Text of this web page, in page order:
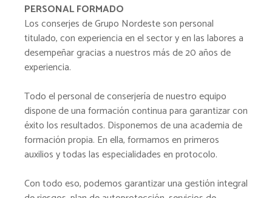
PERSONAL FORMADO
Los conserjes de Grupo Nordeste son personal
titulado, con experiencia en el sector y en las labores a
desempeñar gracias a nuestros más de 20 años de
experiencia.
Todo el personal de conserjería de nuestro equipo
dispone de una formación continua para garantizar con
éxito los resultados. Disponemos de una academia de
formación propia. En ella, formamos en primeros
auxilios y todas las especialidades en protocolo.
Con todo eso, podemos garantizar una gestión integral